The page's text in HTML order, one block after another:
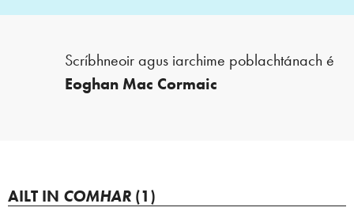
Scríbhneoir agus iarchime poblachtánach é
Eoghan Mac Cormaic
AILT IN COMHAR (1)